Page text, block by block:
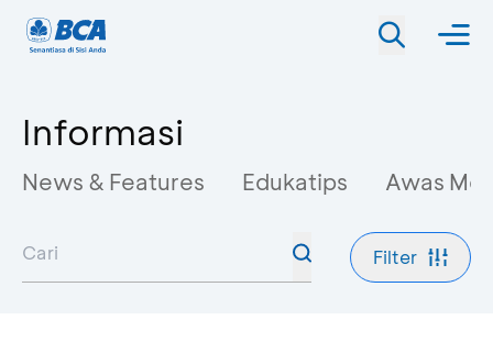
Informasi
News & Features Edukatips Awas
Filter